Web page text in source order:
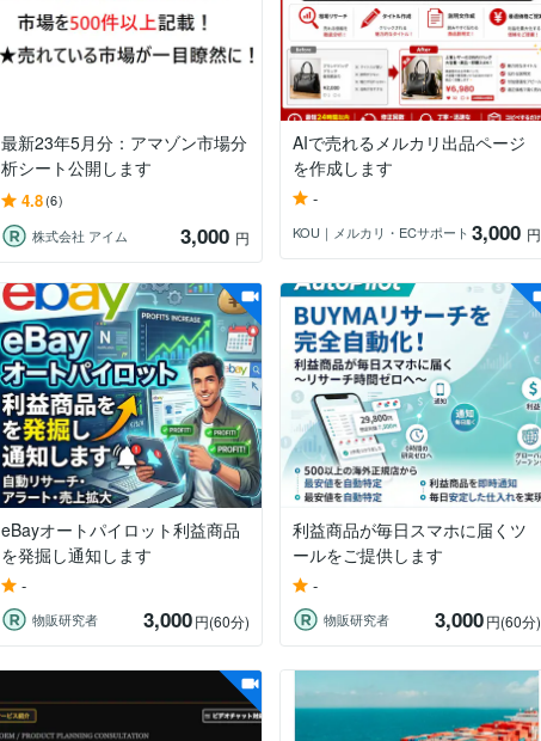
最新23年5月分：アマゾン市場分
析シート公開します
4.8(6)
株式会社 アイム
3,000 円
AIで売れるメルカリ出品ページ
を作成します
-
KOU｜メルカリ・ECサポート 3,000 円
eBayオートパイロット利益商品
を発掘し通知します
-
物販研究者 3,000円(60分)
利益商品が毎日スマホに届くツ
ールをご提供します
-
物販研究者 3,000円(60分)